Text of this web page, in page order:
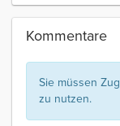
Kommentare
Sie müssen
zu nutzen.